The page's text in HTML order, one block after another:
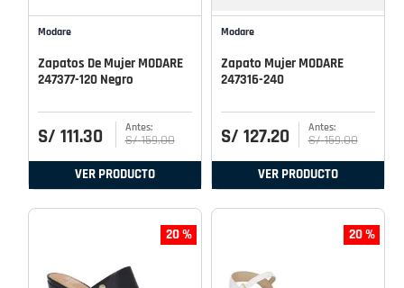
Modare
Zapatos De Mujer MODARE
247377-120 Negro
S/ 111.30 S/ 159.00
VER PRODUCTO
Modare
Zapato Mujer MODARE
247316-240
S/ 127.20 S/ 159.00
VER PRODUCTO
20 % 20 %